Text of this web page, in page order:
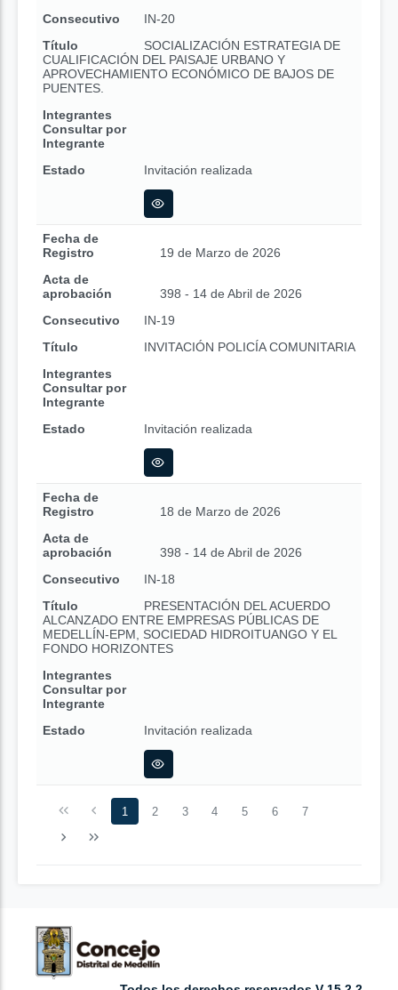
Consecutivo
IN-20
Título
SOCIALIZACIÓN ESTRATEGIA DE
CUALIFICACIÓN DEL PAISAJE URBANO Y
APROVECHAMIENTO ECONÓMICO DE BAJOS DE
PUENTES.
Integrantes
Consultar por
Integrante
Estado
Invitación realizada
Fecha de
Registro
19 de Marzo de 2026
Acta de
aprobación
398 - 14 de Abril de 2026
Consecutivo
IN-19
Título
INVITACIÓN POLICÍA COMUNITARIA
Integrantes
Consultar por
Integrante
Estado
Invitación realizada
Fecha de
Registro
18 de Marzo de 2026
Acta de
aprobación
398 - 14 de Abril de 2026
Consecutivo
IN-18
Título
PRESENTACIÓN DEL ACUERDO
ALCANZADO ENTRE EMPRESAS PÚBLICAS DE
MEDELLÍN-EPM, SOCIEDAD HIDROITUANGO Y EL
FONDO HORIZONTES
Integrantes
Consultar por
Integrante
Estado
Invitación realizada
1 2 3 4 5 6 7